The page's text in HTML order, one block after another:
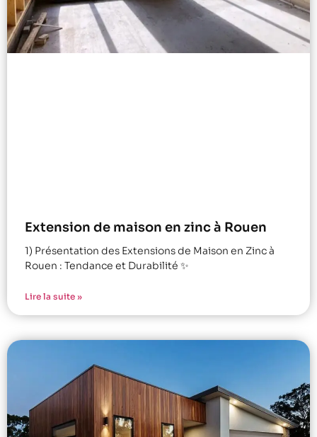
Extension de maison en zinc à Rouen
1) Présentation des Extensions de Maison en Zinc à
Rouen : Tendance et Durabilité ✨
Lire la suite »